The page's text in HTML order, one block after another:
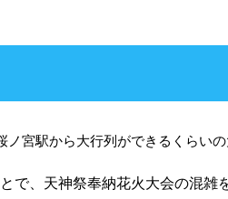
宮駅から大行列ができるくらいの
で、天神祭奉納花火大会の混雑